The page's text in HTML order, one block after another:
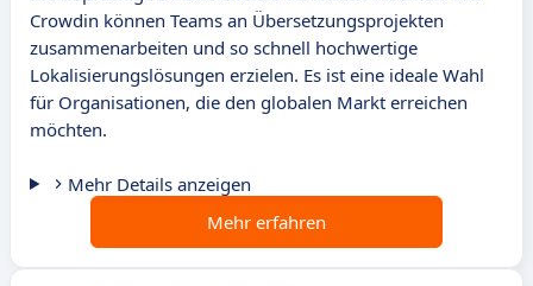
Crowdin können Teams an Übersetzungsprojekten
zusammenarbeiten und so schnell hochwertige
Lokalisierungslösungen erzielen. Es ist eine ideale Wahl
für Organisationen, die den globalen Markt erreichen
möchten.
Mehr Details anzeigen
Mehr erfahren